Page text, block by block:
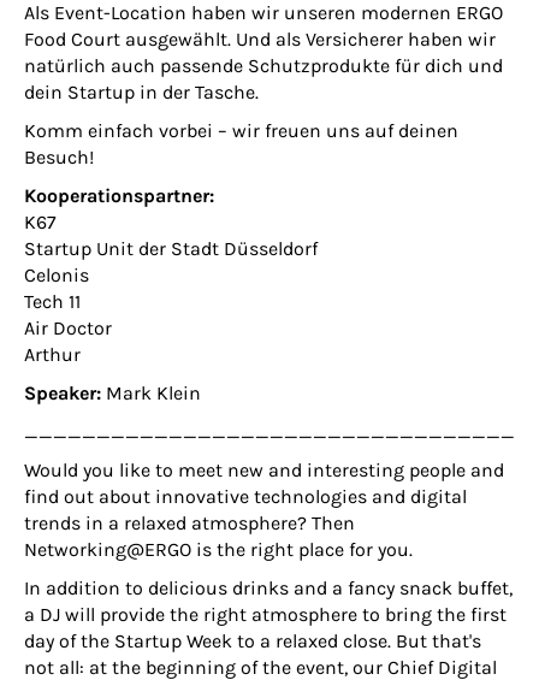
Als Event-Location haben wir unseren modernen ERGO
Food Court ausgewählt. Und als Versicherer haben wir
natürlich auch passende Schutzprodukte für dich und
dein Startup in der Tasche.
Komm einfach vorbei – wir freuen uns auf deinen
Besuch!
Kooperationspartner:
K67
Startup Unit der Stadt Düsseldorf
Celonis
Tech 11
Air Doctor
Arthur
Speaker: Mark Klein
__________________________________
Would you like to meet new and interesting people and
find out about innovative technologies and digital
trends in a relaxed atmosphere? Then
Networking@ERGO is the right place for you.
In addition to delicious drinks and a fancy snack buffet,
a DJ will provide the right atmosphere to bring the first
day of the Startup Week to a relaxed close. But that's
not all: at the beginning of the event, our Chief Digital